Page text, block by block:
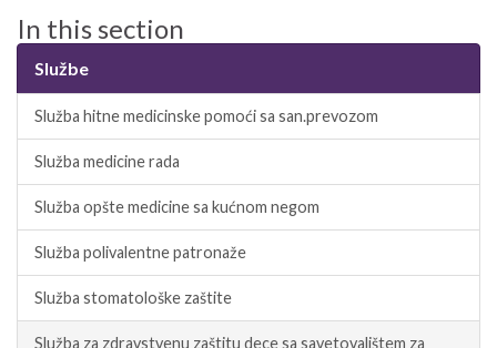
In this section
Službe
Služba hitne medicinske pomoći sa san.prevozom
Služba medicine rada
Služba opšte medicine sa kućnom negom
Služba polivalentne patronaže
Služba stomatološke zaštite
Služba za zdravstvenu zaštitu dece sa savetovalištem za